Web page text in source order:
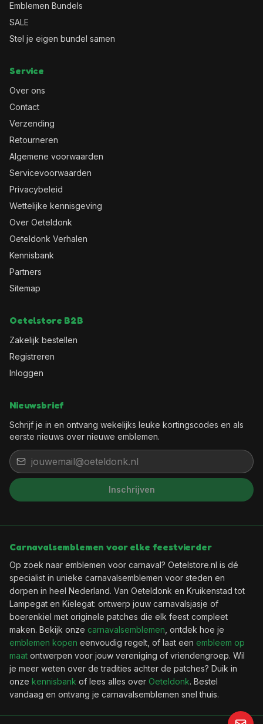
Emblemen Bundels
SALE
Stel je eigen bundel samen
Service
Over ons
Contact
Verzending
Retourneren
Algemene voorwaarden
Servicevoorwaarden
Privacybeleid
Wettelijke kennisgeving
Over Oeteldonk
Oeteldonk Verhalen
Kennisbank
Partners
Sitemap
Oetelstore B2B
Zakelijk bestellen
Registreren
Inloggen
Nieuwsbrief
Schrijf je in en ontvang wekelijks leuke kortingscodes en als
eerste nieuws over nieuwe emblemen.
Inschrijven
Carnavalsemblemen voor elke feestvierder
Op zoek naar emblemen voor carnaval? Oetelstore.nl is dé
specialist in unieke carnavalsemblemen voor steden en
dorpen in heel Nederland. Van Oeteldonk en Kruikenstad tot
Lampegat en Kielegat: ontwerp jouw carnavalsjasje of
boerenkiel met originele patches die elk feest compleet
maken. Bekijk onze carnavalsemblemen , ontdek hoe je
emblemen kopen eenvoudig regelt, of laat een embleem op
maat ontwerpen voor jouw vereniging of vriendengroep. Wil
je meer weten over de tradities achter de patches? Duik in
onze kennisbank of lees alles over Oeteldonk. Bestel
vandaag en ontvang je carnavalsemblemen snel thuis.